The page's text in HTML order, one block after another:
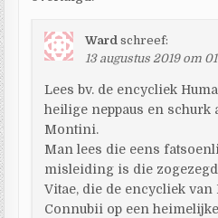
Ward schreef:
13 augustus 2019 om
Lees bv. de encycliek
heilige neppaus en schurk
Montini.
Man lees die eens
misleiding is die
Vitae, die de encycliek van
Connubii op een